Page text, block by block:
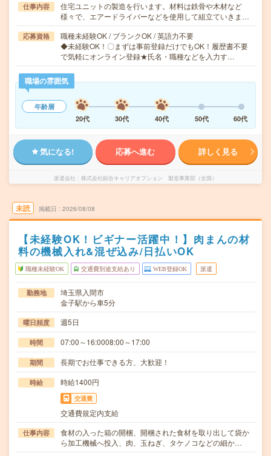
仕事内容
住宅ユニットの製造を行います。材料は鉄骨や木材など
様々で、エアードライバーなどを使用して組立ていきま…
応募資格
職種未経験OK / ブランクOK / 英語力不要
◆未経験OK！〇まずは事前登録だけでもOK！履歴書不要
で気軽にオンライン登録★氏名・職種などを入力す…
職場の雰囲気
年齢層
20代
30代 40代 50代 60代
気になる! 応募へ進む 詳しく見る
派遣会社 株式会社綜合キャリアオプション 製造事業部（全国）
未読 掲載日 2026/08/08
【未経験OK！ビギナー活躍中！】肉まんの材
料の機械入れ&混ぜ込み/日払いOK
職種未経験OK 交通費別途支給あり WEB登録OK 派遣
勤務地
埼玉県入間市
金子駅から車5分
曜日頻度 週5日
時間 07:00～16:0008:00～17:00
期間 長期でお仕事できる方、大歓迎！
時給 時給1400円
交通費
交通費規定内支給
仕事内容
食材の入った箱の開梱、開梱された食材を取り出して袋か
ら加工機械へ投入、肉、玉ねぎ、タケノコなどの細か…